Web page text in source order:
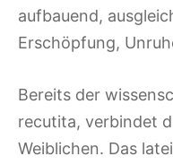
aufbauend,
Erschöpfung,
Bereits der
recutita, verbindet
Weiblichen. Das